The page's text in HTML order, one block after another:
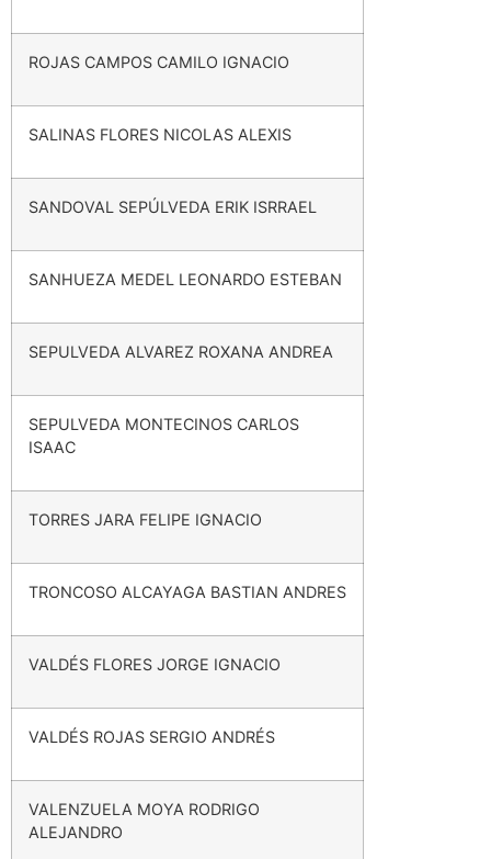
ROJAS CAMPOS CAMILO IGNACIO
SALINAS FLORES NICOLAS ALEXIS
SANDOVAL SEPÚLVEDA ERIK ISRRAEL
SANHUEZA MEDEL LEONARDO ESTEBAN
SEPULVEDA ALVAREZ ROXANA ANDREA
SEPULVEDA MONTECINOS CARLOS
ISAAC
TORRES JARA FELIPE IGNACIO
TRONCOSO ALCAYAGA BASTIAN ANDRES
VALDÉS FLORES JORGE IGNACIO
VALDÉS ROJAS SERGIO ANDRÉS
VALENZUELA MOYA RODRIGO
ALEJANDRO